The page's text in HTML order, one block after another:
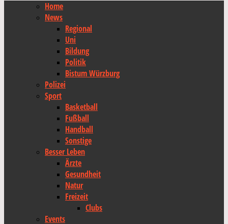
Home
News
Regional
Uni
Bildung
Politik
Bistum Würzburg
Polizei
Sport
Basketball
Fußball
Handball
Sonstige
Besser Leben
Ärzte
Gesundheit
Natur
Freizeit
Clubs
Events